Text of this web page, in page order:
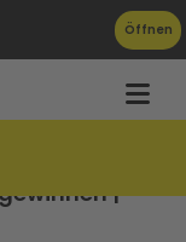
Öffnen
|